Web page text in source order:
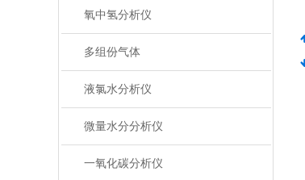
氧中氢分析仪
多组份气体
液氯水分析仪
微量水分分析仪
一氧化碳分析仪